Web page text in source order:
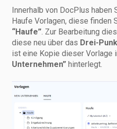
Innerhalb von DocPlus
Haufe Vorlagen, diese finden
“Haufe”. Zur Bearbeitung
diese neu über das Drei-
ist eine Kopie dieser Vorlage
Unternehmen” hinterlegt.